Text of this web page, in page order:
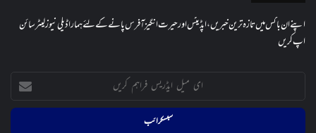
اپنے ان باکس میں تازہ ترین خبریں، اپڈیٹس اور حیرت انگیز آفرس پانے کے لئے ہمارا ڈیلی نیوز لیٹر سائن
اپ کریں
ایڈریس